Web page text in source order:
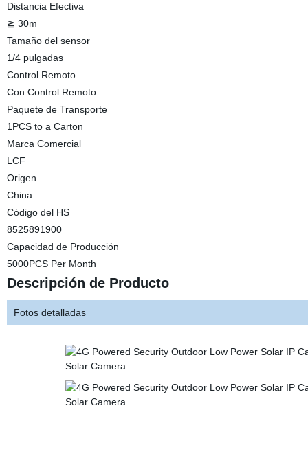
Distancia Efectiva
≧ 30m
Tamaño del sensor
1/4 pulgadas
Control Remoto
Con Control Remoto
Paquete de Transporte
1PCS to a Carton
Marca Comercial
LCF
Origen
China
Código del HS
8525891900
Capacidad de Producción
5000PCS Per Month
Descripción de Producto
Fotos detalladas